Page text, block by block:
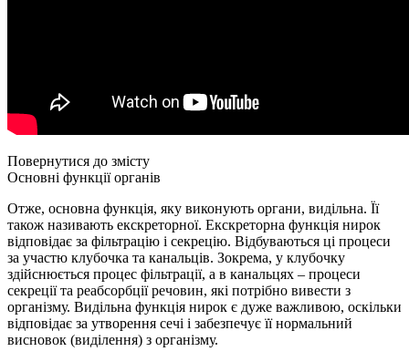
Повернутися до змісту
Основні функції органів
Отже, основна функція, яку виконують органи, видільна. Її
також називають екскреторної. Екскреторна функція нирок
відповідає за фільтрацію і секрецію. Відбуваються ці процеси
за участю клубочка та канальців. Зокрема, у клубочку
здійснюється процес фільтрації, а в канальцях – процеси
секреції та реабсорбції речовин, які потрібно вивести з
організму. Видільна функція нирок є дуже важливою, оскільки
відповідає за утворення сечі і забезпечує її нормальний
висновок (виділення) з організму.